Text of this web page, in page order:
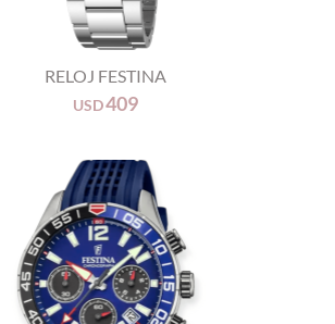
RELOJ FESTINA
USD409